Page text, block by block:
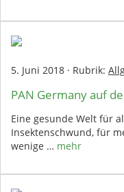
5. Juni 2018 · Rubrik:
PAN Germany auf
Eine gesunde Welt für
Insektenschwund, für
wenige … mehr